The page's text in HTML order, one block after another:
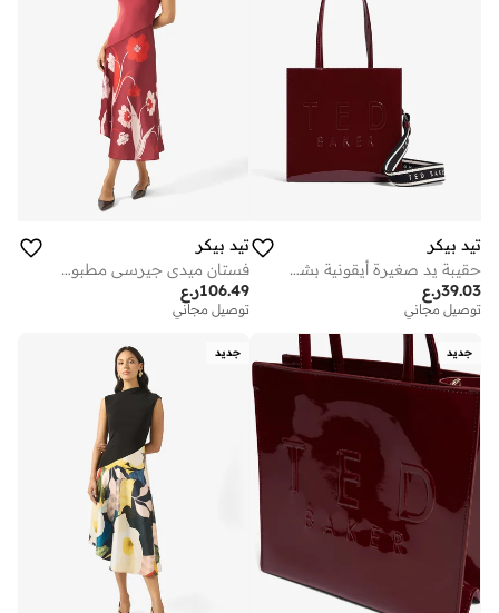
تيد بيكر
حقيبة يد صغيرة أيقونية بشريط
ر.ع39.03
توصيل مجاني
تيد بيكر
فستان ميدي جيرسي مطبوع من أوليا
ر.ع106.49
توصيل مجاني
جديد جديد